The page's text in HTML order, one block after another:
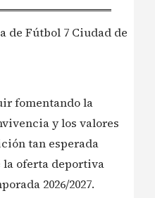
de Fútbol 7 Ciudad de
fomentando la
y los valores
tan esperada
la oferta deportiva
2026/2027.